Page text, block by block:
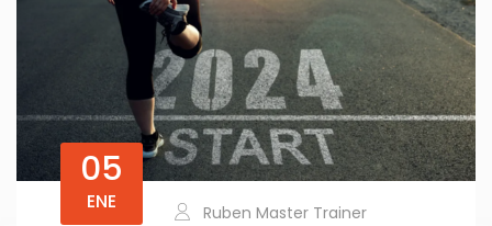
05
ENE
Ruben Master Trainer